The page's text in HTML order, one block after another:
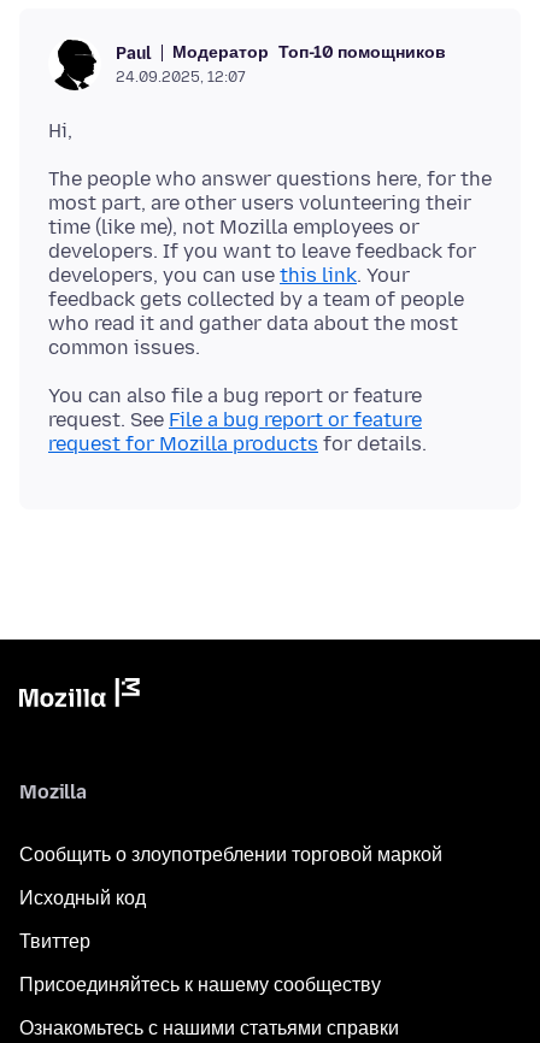
Paul Модератор Топ-10 помощников
24.09.2025, 12:07
The people who answer questions here, for the
most part, are other users volunteering their
time (like me), not Mozilla employees or
developers. If you want to leave feedback for
developers, you can use this link. Your
feedback gets collected by a team of people
who read it and gather data about the most
You can also file a bug report or feature
request. See File a bug report or feature
request for Mozilla products
Mozilla
Сообщить о злоупотреблении торговой маркой
Исходный код
Твиттер
Присоединяйтесь к нашему сообществу
Ознакомьтесь с нашими статьями справки